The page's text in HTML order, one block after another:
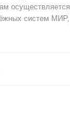
систем